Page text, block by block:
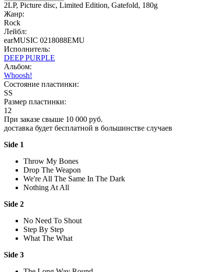
2LP, Picture disc, Limited Edition, Gatefold, 180g
Жанр:
Rock
Лейбл:
earMUSIC 0218088EMU
Исполнитель:
DEEP PURPLE
Альбом:
Whoosh!
Состояние пластинки:
SS
Размер пластинки:
12
При заказе свыше 10 000 руб.
доставка будет бесплатной в большинстве случаев
Side 1
Throw My Bones
Drop The Weapon
We're All The Same In The Dark
Nothing At All
Side 2
No Need To Shout
Step By Step
What The What
Side 3